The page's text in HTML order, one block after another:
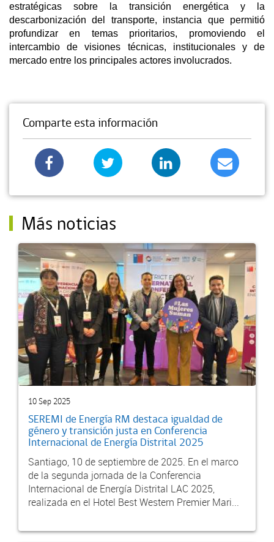
estratégicas sobre la transición energética y la
descarbonización del transporte, instancia que permitió
profundizar en temas prioritarios, promoviendo el
intercambio de visiones técnicas, institucionales y de
mercado entre los principales actores involucrados.
Comparte esta información
Más noticias
10 Sep 2025
SEREMI de Energía RM destaca igualdad de
género y transición justa en Conferencia
Internacional de Energía Distrital 2025
Santiago, 10 de septiembre de 2025. En el marco
de la segunda jornada de la Conferencia
Internacional de Energía Distrital LAC 2025,
realizada en el Hotel Best Western Premier Mari...